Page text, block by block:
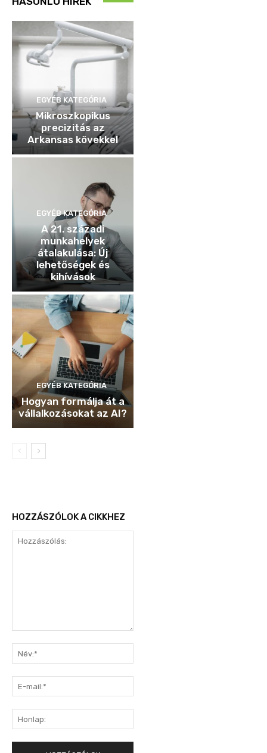
EGYÉB KATEGÓRIA
Mikroszkopikus
precizitás az
Arkansas kövekkel
EGYÉB KATEGÓRIA
A 21. századi
munkahelyek
átalakulása: Új
lehetőségek és
kihívások
EGYÉB KATEGÓRIA
Hogyan formálja át a
vállalkozásokat az AI?
HOZZÁSZÓLOK A CIKKHEZ
mail:*